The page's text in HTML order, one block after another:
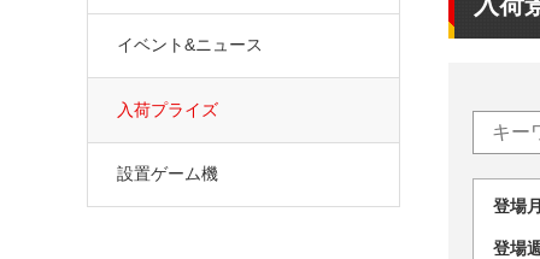
登
登
イベント&ニュース
入荷プライズ
設置ゲーム機